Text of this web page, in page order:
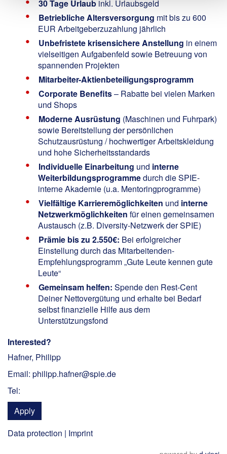
30 Tage Urlaub inkl. Urlaubsgeld
Betriebliche Altersversorgung mit bis zu 600
EUR Arbeitgeberzuzahlung jährlich
Unbefristete krisensichere Anstellung in einem
vielseitigen Aufgabenfeld sowie Betreuung von
spannenden Projekten
Mitarbeiter-Aktienbeteiligungsprogramm
Corporate Benefits– Rabatte bei vielen Marken
und Shops
Moderne Ausrüstung (Maschinen und Fuhrpark)
sowie Bereitstellung der persönlichen
Schutzausrüstung / hochwertiger Arbeitskleidung
und hohe Sicherheitsstandards
Individuelle Einarbeitung und interne
Weiterbildungsprogrammedurch die SPIE-
interne Akademie (u.a. Mentoringprogramme)
Vielfältige Karrieremöglichkeiten und interne
Netzwerkmöglichkeiten für einen gemeinsamen
Austausch (z.B. Diversity-Netzwerk der SPIE)
Prämie bis zu 2.550€: Bei erfolgreicher
Einstellung durch das Mitarbeitenden-
Empfehlungsprogramm „Gute Leute kennen gute
Leute“
Gemeinsam helfen: Spende den Rest-Cent
Deiner Nettovergütung und erhalte bei Bedarf
selbst finanzielle Hilfe aus dem
Unterstützungsfond
Interested?
Hafner, Philipp
Email: philipp.hafner@spie.de
Tel:
Apply
Data protection | Imprint